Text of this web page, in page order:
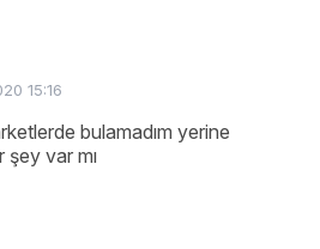
15:16
bulamadım yerine
şey var mı